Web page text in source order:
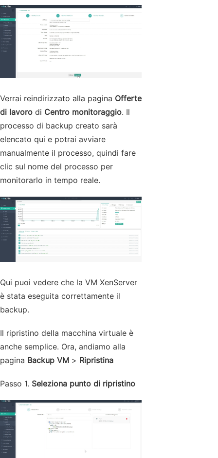
Verrai reindirizzato alla pagina Offerte
di lavoro di Centro monitoraggio. Il
processo di backup creato sarà
elencato qui e potrai avviare
manualmente il processo, quindi fare
clic sul nome del processo per
monitorarlo in tempo reale.
Qui puoi vedere che la VM XenServer
è stata eseguita correttamente il
backup.
Il ripristino della macchina virtuale è
anche semplice. Ora, andiamo alla
pagina Backup VM > Ripristina
Passo 1. Seleziona punto di ripristino